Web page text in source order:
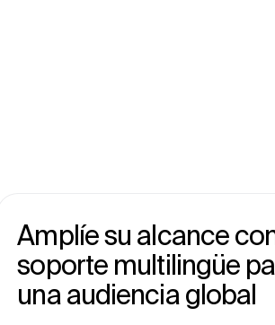
Amplíe su alcance
soporte multilingüe
una audiencia global